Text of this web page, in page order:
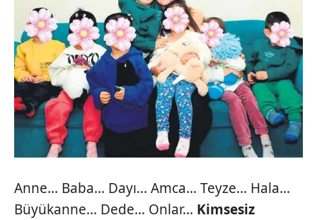
Anne... Baba... Dayı... Amca... Teyze... Hala...
Büyükanne... Dede... Onlar... Kimsesiz